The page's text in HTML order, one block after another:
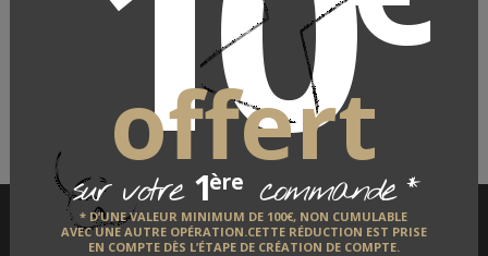
offert
sur votre 1ère commande*
* D’UNE VALEUR MINIMUM DE 100€, NON CUMULABLE
AVEC UNE AUTRE OPÉRATION.CETTE RÉDUCTION EST PRISE
EN COMPTE DÈS L’ÉTAPE DE CRÉATION DE COMPTE.
LE FABRICANT
DÉCOUVRIR